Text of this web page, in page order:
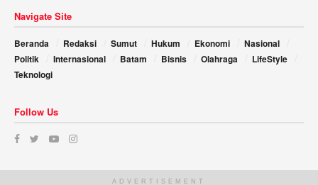
Navigate Site
Beranda Redaksi Sumut Hukum Ekonomi
Nasional
Politik
Internasional Batam Bisnis Olahraga
LifeStyle
Teknologi
Follow Us
ADVERTISEMENT